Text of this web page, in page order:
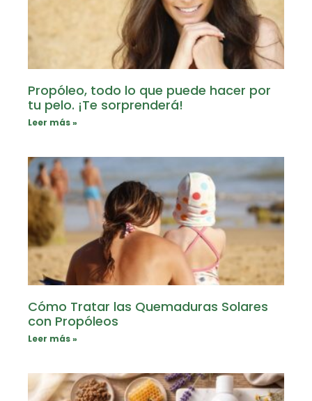
Propóleo, todo lo que puede hacer por
tu pelo. ¡Te sorprenderá!
Leer más »
Cómo Tratar las Quemaduras Solares
con Propóleos
Leer más »